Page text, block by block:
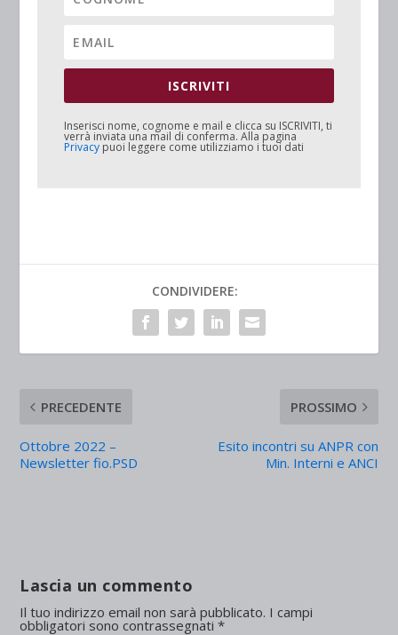
ISCRIVITI
Inserisci nome, cognome e mail e clicca su ISCRIVITI, ti
verrà inviata una mail di conferma. Alla pagina
Privacy puoi leggere come utilizziamo i tuoi dati
CONDIVIDERE:
PRECEDENTE
Ottobre 2022 –
Newsletter fio.PSD
PROSSIMO
Esito incontri su ANPR con
Min. Interni e ANCI
Lascia un commento
Il tuo indirizzo email non sarà pubblicato. I campi
obbligatori sono contrassegnati*